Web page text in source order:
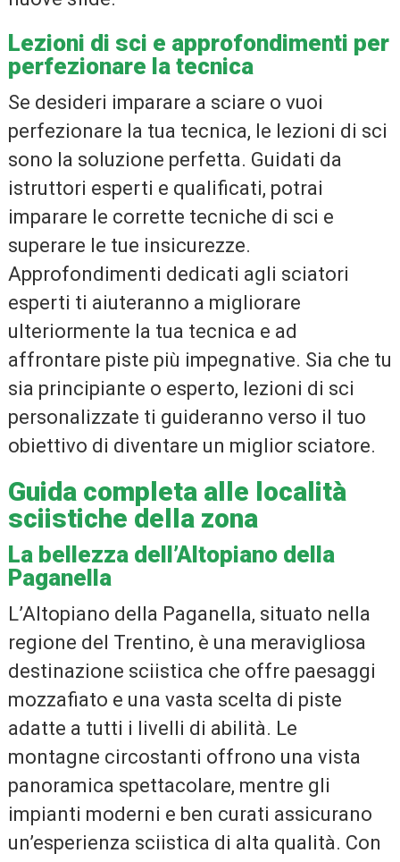
Lezioni di sci e approfondimenti per
perfezionare la tecnica
Se desideri imparare a sciare o vuoi
perfezionare la tua tecnica, le lezioni di sci
sono la soluzione perfetta. Guidati da
istruttori esperti e qualificati, potrai
imparare le corrette tecniche di sci e
superare le tue insicurezze.
Approfondimenti dedicati agli sciatori
esperti ti aiuteranno a migliorare
ulteriormente la tua tecnica e ad
affrontare piste più impegnative. Sia che tu
sia principiante o esperto, lezioni di sci
personalizzate ti guideranno verso il tuo
obiettivo di diventare un miglior sciatore.
Guida completa alle località
sciistiche della zona
La bellezza dell’Altopiano della
Paganella
L’Altopiano della Paganella, situato nella
regione del Trentino, è una meravigliosa
destinazione sciistica che offre paesaggi
mozzafiato e una vasta scelta di piste
adatte a tutti i livelli di abilità. Le
montagne circostanti offrono una vista
panoramica spettacolare, mentre gli
impianti moderni e ben curati assicurano
un’esperienza sciistica di alta qualità. Con